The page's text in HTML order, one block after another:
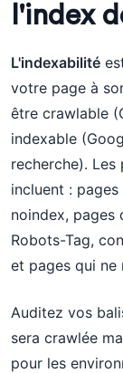
l'index
L'indexabilité
votre page à
être crawlable
indexable
recherche).
incluent :
noindex, pages
Robots-Tag,
et pages qui ne
Auditez vos
sera crawlée
pour les